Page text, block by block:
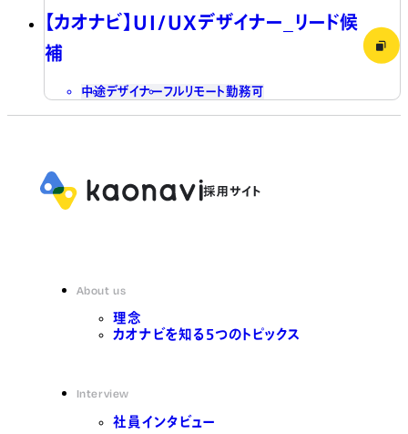
【カオナビ】UI/UXデザイナー_リード候
補
中途デザイナーフルリモート勤務可
About us
理念
カオナビを知る5つのトピックス
Interview
社員インタビュー